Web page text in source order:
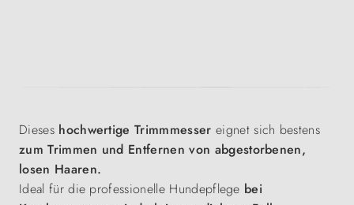
Dieses hochwertige Trimmmesser eignet sich bestens
zum Trimmen und Entfernen von abgestorbenen,
losen Haaren.
Ideal für die professionelle Hundepflege bei